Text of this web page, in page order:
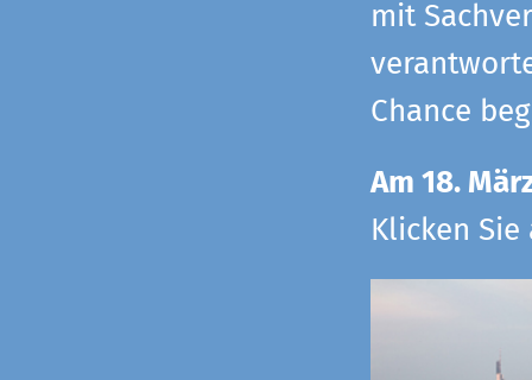
mit
Chance
Am 18.
Klicken